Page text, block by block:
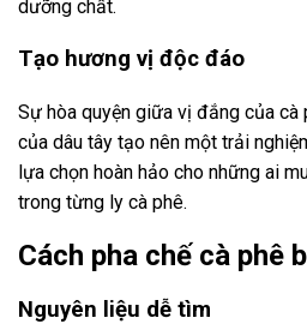
dưỡng chất.
Tạo hương vị độc đáo
Sự hòa quyện giữa vị đắng của cà
của dâu tây tạo nên một trải
lựa chọn hoàn hảo cho những ai
trong từng ly cà phê.
Cách pha chế cà phê
Nguyên liệu dễ tìm